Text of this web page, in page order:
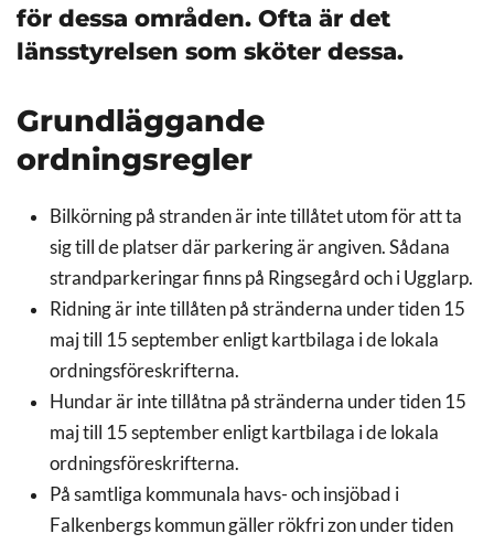
för dessa områden. Ofta är det
länsstyrelsen som sköter dessa.
Grundläggande
ordningsregler
Bilkörning på stranden är inte tillåtet utom för att ta
sig till de platser där parkering är angiven. Sådana
strandparkeringar finns på Ringsegård och i Ugglarp.
Ridning är inte tillåten på stränderna under tiden 15
maj till 15 september enligt kartbilaga i de lokala
ordningsföreskrifterna.
Hundar är inte tillåtna på stränderna under tiden 15
maj till 15 september enligt kartbilaga i de lokala
ordningsföreskrifterna.
På samtliga kommunala havs- och insjöbad i
Falkenbergs kommun gäller rökfri zon under tiden